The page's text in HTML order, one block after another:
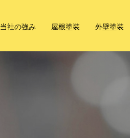
当社の強み 屋根塗装 外壁塗装